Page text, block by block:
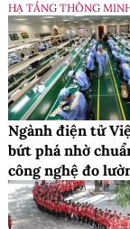
HẠ TẦNG THÔNG
Ngành điện tử
bứt phá nhờ
công nghệ đo